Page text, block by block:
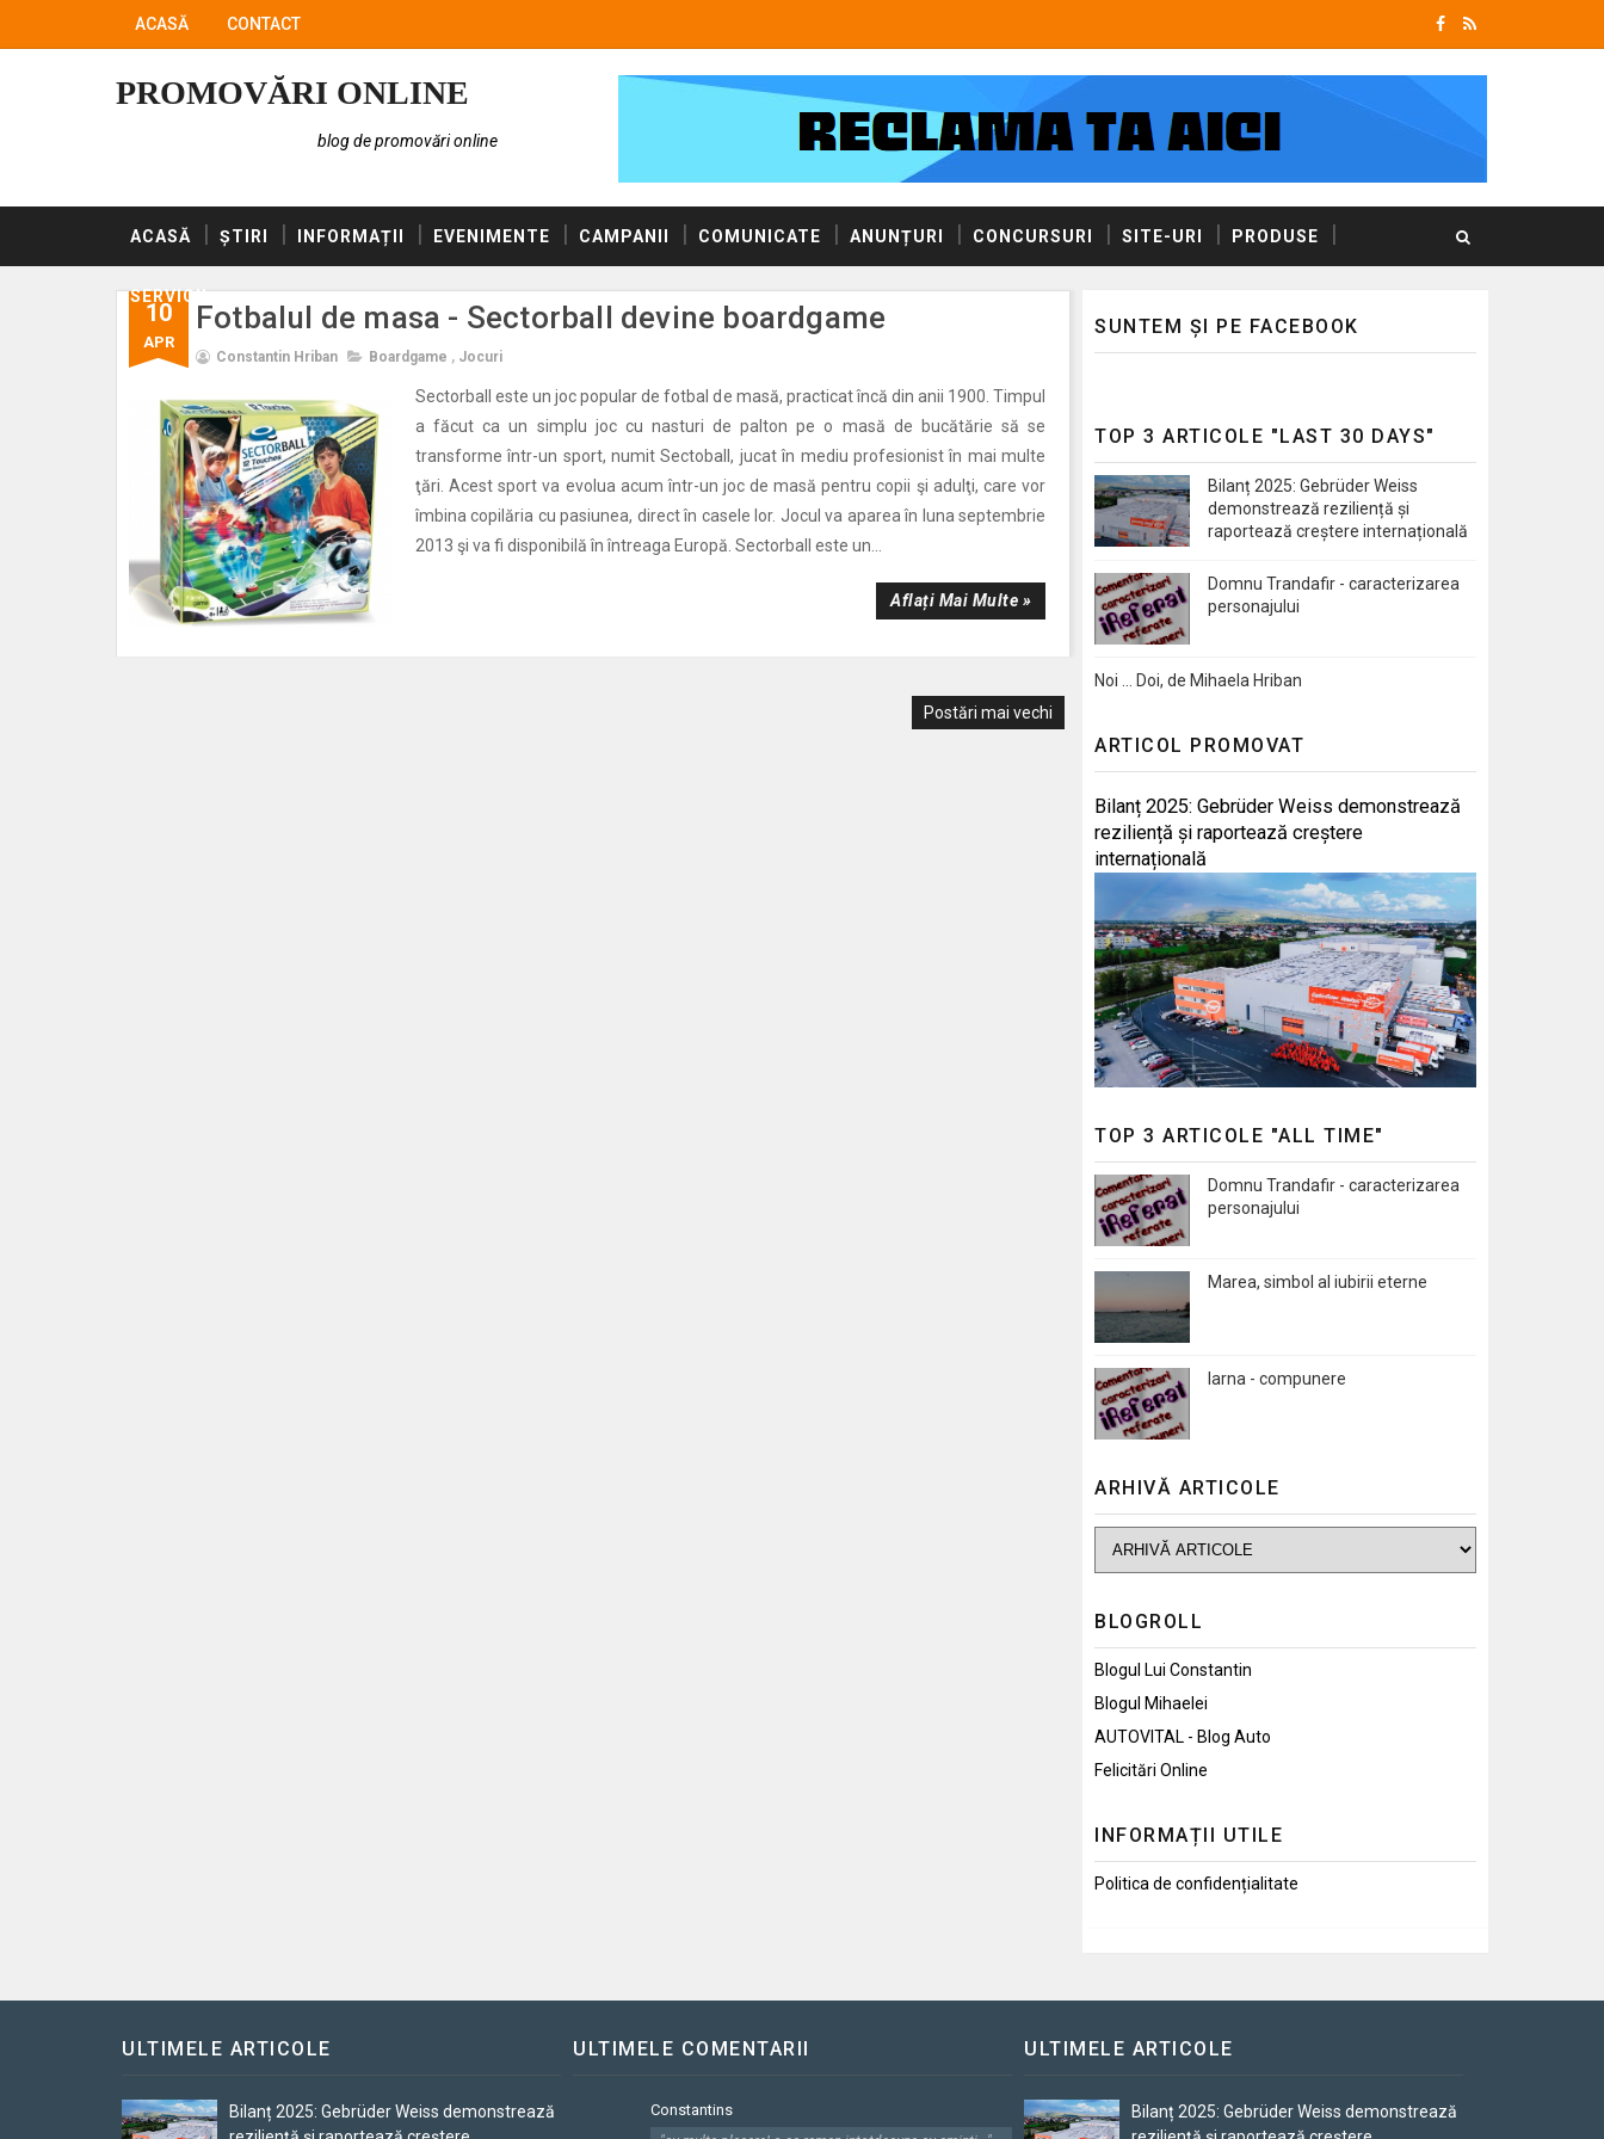
ACASĂ CONTACT
PROMOVĂRI ONLINE
blog de promovări online
ACASĂ ȘTIRI INFORMAȚII EVENIMENTE CAMPANII COMUNICATE ANUNȚURI CONCURSURI SITE-URI PRODUSE
SERVICII
10
APR
Fotbalul de masa - Sectorball devine boardgame
Constantin Hriban Boardgame , Jocuri
Sectorball este un joc popular de fotbal de masă, practicat încă din anii 1900. Timpul
a făcut ca un simplu joc cu nasturi de palton pe o masă de bucătărie să se
transforme într-un sport, numit Sectoball, jucat în mediu profesionist în mai multe
ţări. Acest sport va evolua acum într-un joc de masă pentru copii şi adulţi, care vor
îmbina copilăria cu pasiunea, direct în casele lor. Jocul va aparea în luna septembrie
2013 şi va fi disponibilă în întreaga Europă. Sectorball este un...
Aflați Mai Multe »
Postări mai vechi
SUNTEM ȘI PE FACEBOOK
TOP 3 ARTICOLE "LAST 30 DAYS"
Bilanț 2025: Gebrüder Weiss
demonstrează reziliență și
raportează creștere internațională
Domnu Trandafir - caracterizarea
personajului
Noi … Doi, de Mihaela Hriban
ARTICOL PROMOVAT
Bilanț 2025: Gebrüder Weiss demonstrează
reziliență și raportează creștere
internațională
TOP 3 ARTICOLE "ALL TIME"
Domnu Trandafir - caracterizarea
personajului
Marea, simbol al iubirii eterne
Iarna - compunere
ARHIVĂ ARTICOLE
BLOGROLL
Blogul Lui Constantin
Blogul Mihaelei
AUTOVITAL - Blog Auto
Felicitări Online
INFORMAȚII UTILE
Politica de confidențialitate
ULTIMELE ARTICOLE
Bilanț 2025: Gebrüder Weiss demonstrează
ULTIMELE COMENTARII
Constantins
ULTIMELE ARTICOLE
Bilanț 2025: Gebrüder Weiss demonstrează